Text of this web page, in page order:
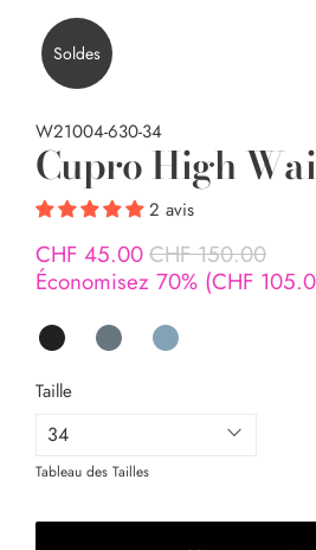
Soldes
W21004-630-34
Cupro High
2 avis
CHF 45.00CHF 150.00
Économisez 70% (CHF
Taille
Tableau des Tailles